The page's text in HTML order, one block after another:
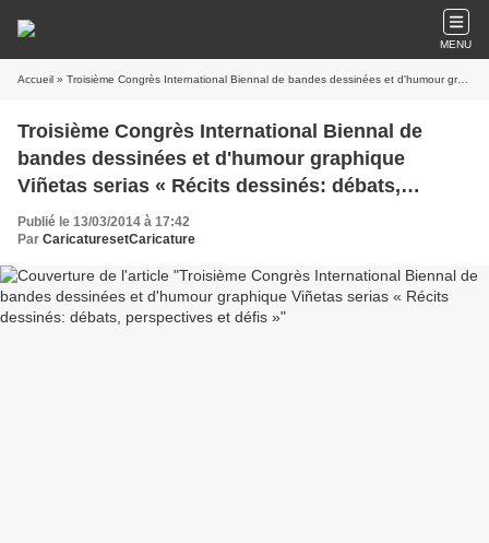
MENU
Accueil » Troisième Congrès International Biennal de bandes dessinées et d'humour graphique Viñetas serias « Récits dessinés: débats, perspectives et défis »
Troisième Congrès International Biennal de
bandes dessinées et d'humour graphique
Viñetas serias « Récits dessinés: débats,
perspectives et défis »
Publié le 13/03/2014 à 17:42
Par CaricaturesetCaricature